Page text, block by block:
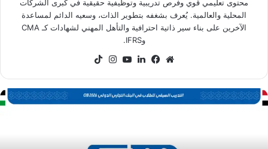
محتوى تعليمي قوي وفرص تدريبية وتوظيفية حقيقية في كبرى الشركات
المحلية والعالمية. يُعرف بشغفه بتطوير الذات، وسعيه الدائم لمساعدة
الآخرين على بناء سير ذاتية احترافية والتأهل المهني لشهادات كـ CMA
وIFRS.
موقعفيسبوكلينكدإن‫YouTube
انستقرام
برنامج
CIB